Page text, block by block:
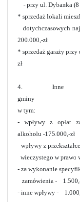
- przy ul.
* sprzedaż lokali
200.000,-zł
* sprzedaż
zł
4. Inne
gminy
w tym:
- wpływy z opłat
alkoholu -175.000,-zł
- wpływy z
wieczystego w prawo
- za wykonanie
zamówienia -
- inne wpływy -